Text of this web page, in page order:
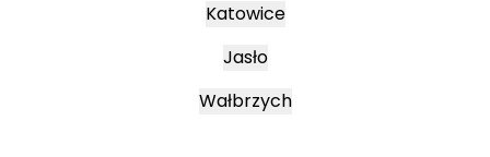
Katowice
Jasło
Wałbrzych